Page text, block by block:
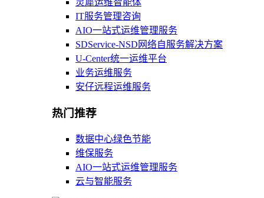
灵犀运维智能体
IT服务管理咨询
AIO一站式运维管理服务
SDService-NSD网络自服务解决方案
U-Center统一运维平台
业务运维服务
安仔远程运维服务
热门推荐
数据中心绿色节能
维保服务
AIO一站式运维管理服务
云与智能服务